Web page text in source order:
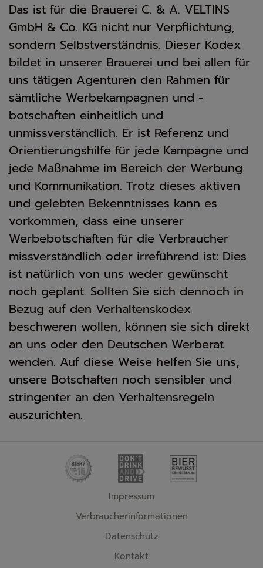
Das ist für die Brauerei C. & A. VELTINS
GmbH & Co. KG nicht nur Verpflichtung,
sondern Selbstverständnis. Dieser Kodex
bildet in unserer Brauerei und bei allen für
uns tätigen Agenturen den Rahmen für
sämtliche Werbekampagnen und -
botschaften einheitlich und
unmissverständlich. Er ist Referenz und
Orientierungshilfe für jede Kampagne und
jede Maßnahme im Bereich der Werbung
und Kommunikation. Trotz dieses aktiven
und gelebten Bekenntnisses kann es
vorkommen, dass eine unserer
Werbebotschaften für die Verbraucher
missverständlich oder irreführend ist: Dies
ist natürlich von uns weder gewünscht
noch geplant. Sollten Sie sich dennoch in
Bezug auf den Verhaltenskodex
beschweren wollen, können sie sich direkt
an uns oder den Deutschen Werberat
wenden. Auf diese Weise helfen Sie uns,
unsere Botschaften noch sensibler und
stringenter an den Verhaltensregeln
auszurichten.
Impressum
Verbraucherinformationen
Datenschutz
Kontakt